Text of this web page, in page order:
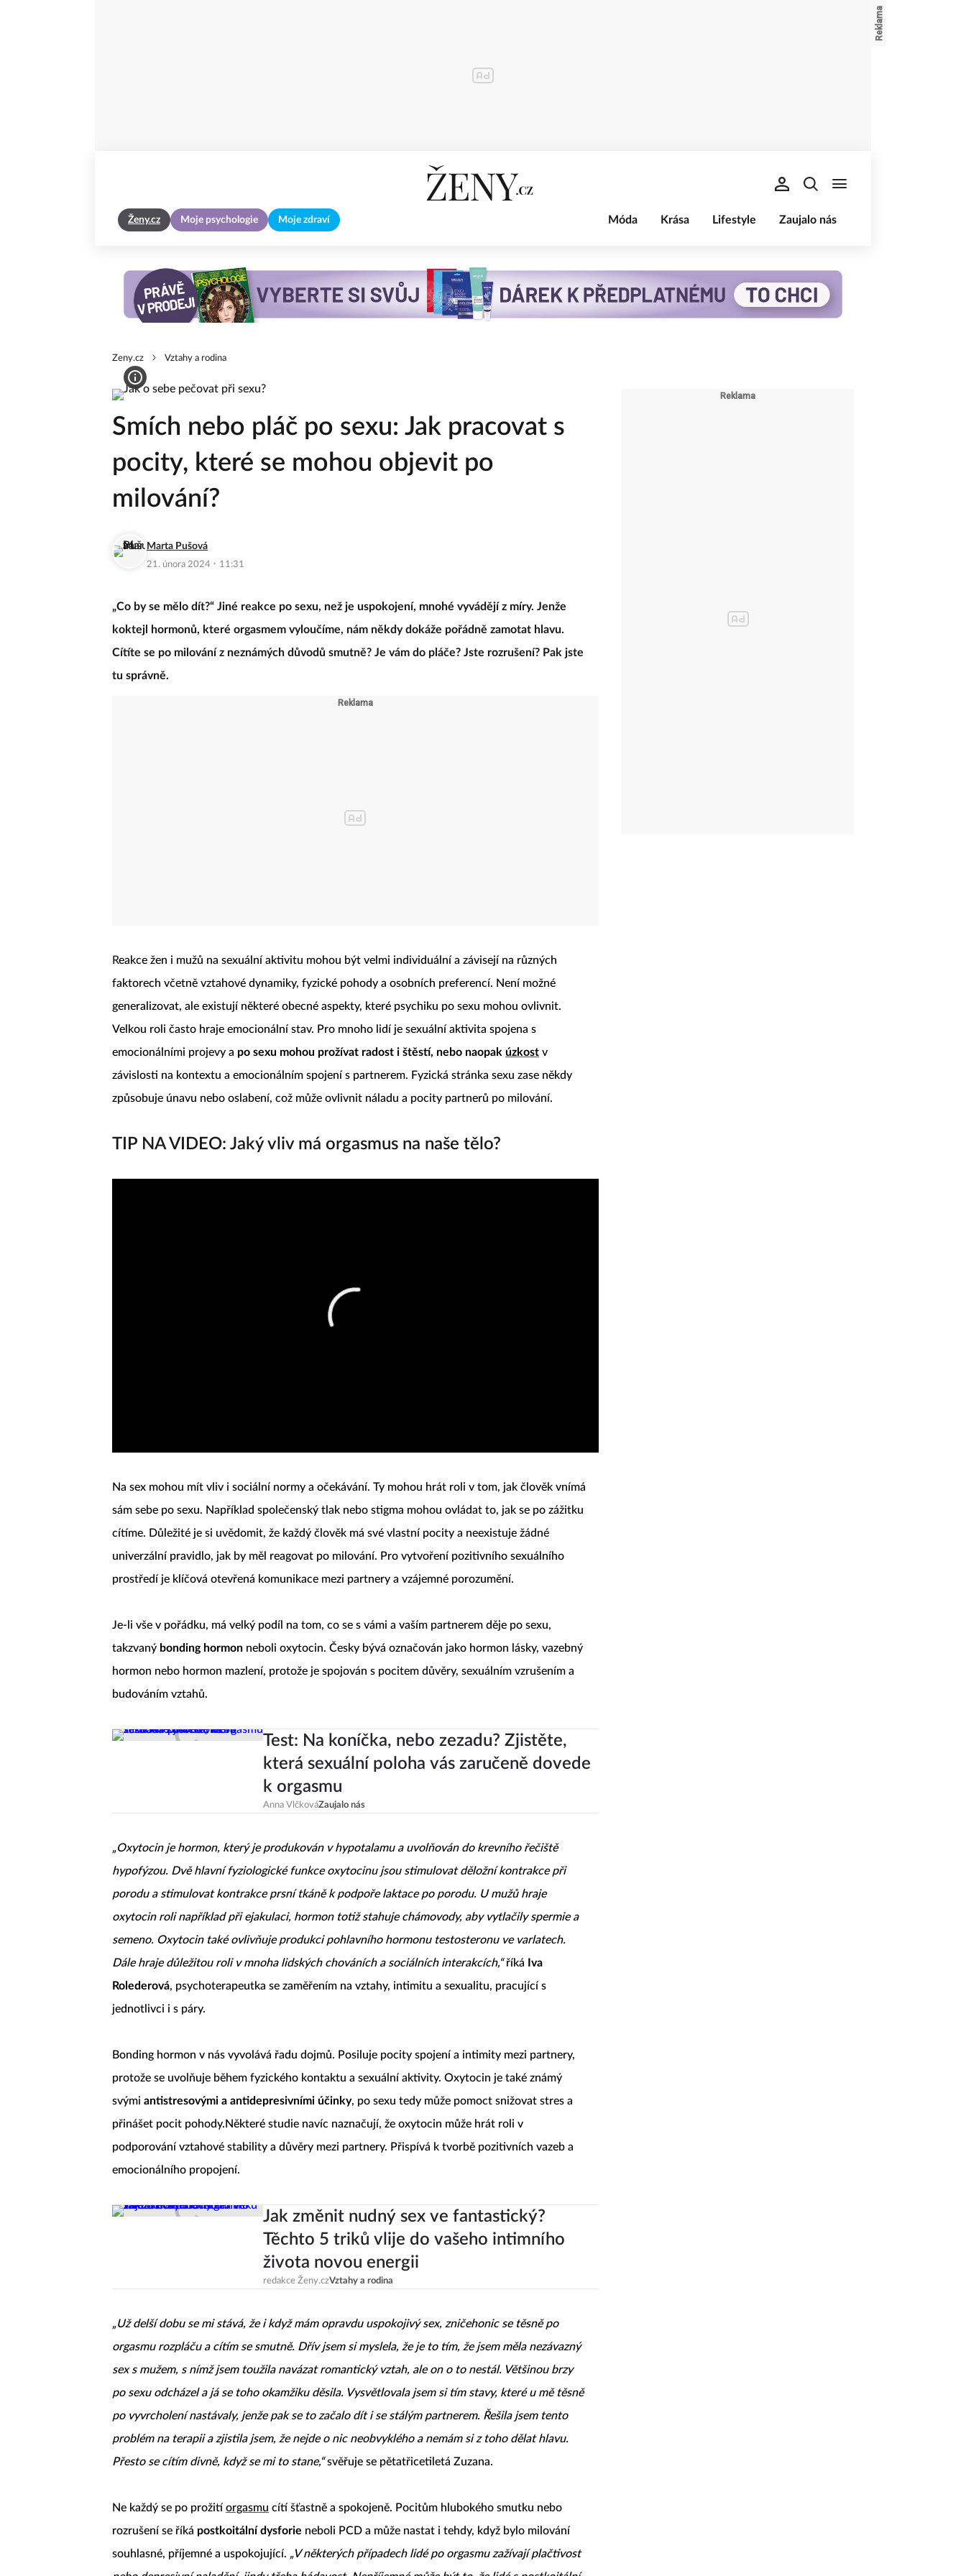
Ženy.cz Moje psychologie Moje zdraví Móda Krása Lifestyle Zaujalo nás
Zeny.cz Vztahy a rodina
Smích nebo pláč po sexu: Jak pracovat s
pocity, které se mohou objevit po
milování?
Marta Pušová
21. února 2024 · 11:31
„Co by se mělo dít?“ Jiné reakce po sexu, než je uspokojení, mnohé vyvádějí z míry. Jenže
koktejl hormonů, které orgasmem vyloučíme, nám někdy dokáže pořádně zamotat hlavu.
Cítíte se po milování z neznámých důvodů smutně? Je vám do pláče? Jste rozrušení? Pak jste
tu správně.
Reakce žen i mužů na sexuální aktivitu mohou být velmi individuální a závisejí na různých
faktorech včetně vztahové dynamiky, fyzické pohody a osobních preferencí. Není možné
generalizovat, ale existují některé obecné aspekty, které psychiku po sexu mohou ovlivnit.
Velkou roli často hraje emocionální stav. Pro mnoho lidí je sexuální aktivita spojena s
emocionálními projevy a po sexu mohou prožívat radost i štěstí, nebo naopak úzkost v
závislosti na kontextu a emocionálním spojení s partnerem. Fyzická stránka sexu zase někdy
způsobuje únavu nebo oslabení, což může ovlivnit náladu a pocity partnerů po milování.
TIP NA VIDEO: Jaký vliv má orgasmus na naše tělo?
Na sex mohou mít vliv i sociální normy a očekávání. Ty mohou hrát roli v tom, jak člověk vnímá
sám sebe po sexu. Například společenský tlak nebo stigma mohou ovládat to, jak se po zážitku
cítíme. Důležité je si uvědomit, že každý člověk má své vlastní pocity a neexistuje žádné
univerzální pravidlo, jak by měl reagovat po milování. Pro vytvoření pozitivního sexuálního
prostředí je klíčová otevřená komunikace mezi partnery a vzájemné porozumění.
Je-li vše v pořádku, má velký podíl na tom, co se s vámi a vaším partnerem děje po sexu,
takzvaný bonding hormon neboli oxytocin. Česky bývá označován jako hormon lásky, vazebný
hormon nebo hormon mazlení, protože je spojován s pocitem důvěry, sexuálním vzrušením a
budováním vztahů.
Test: Na koníčka, nebo zezadu? Zjistěte,
která sexuální poloha vás zaručeně dovede
k orgasmu
Anna VlčkováZaujalo nás
„Oxytocin je hormon, který je produkován v hypotalamu a uvolňován do krevního řečiště
hypofýzou. Dvě hlavní fyziologické funkce oxytocinu jsou stimulovat děložní kontrakce při
porodu a stimulovat kontrakce prsní tkáně k podpoře laktace po porodu. U mužů hraje
oxytocin roli například při ejakulaci, hormon totiž stahuje chámovody, aby vytlačily spermie a
semeno. Oxytocin také ovlivňuje produkci pohlavního hormonu testosteronu ve varlatech.
Dále hraje důležitou roli v mnoha lidských chováních a sociálních interakcích,“říká
Iva
Rolederová, psychoterapeutka se zaměřením na vztahy, intimitu a sexualitu, pracující s
jednotlivci i s páry.
Bonding hormon v nás vyvolává řadu dojmů. Posiluje pocity spojení a intimity mezi partnery,
protože se uvolňuje během fyzického kontaktu a sexuální aktivity. Oxytocin je také známý
svými antistresovými a antidepresivními účinky, po sexu tedy může pomoct snižovat stres a
přinášet pocit pohody.Některé studie navíc naznačují, že oxytocin může hrát roli v
podporování vztahové stability a důvěry mezi partnery. Přispívá k tvorbě pozitivních vazeb a
emocionálního propojení.
Jak změnit nudný sex ve fantastický?
Těchto 5 triků vlije do vašeho intimního
života novou energii
redakce Ženy.czVztahy a rodina
„Už delší dobu se mi stává, že i když mám opravdu uspokojivý sex, zničehonic se těsně po
orgasmu rozpláču a cítím se smutně. Dřív jsem si myslela, že je to tím, že jsem měla nezávazný
sex s mužem, s nímž jsem toužila navázat romantický vztah, ale on o to nestál. Většinou brzy
po sexu odcházel a já se toho okamžiku děsila. Vysvětlovala jsem si tím stavy, které u mě těsně
po vyvrcholení nastávaly, jenže pak se to začalo dít i se stálým partnerem. Řešila jsem tento
problém na terapii a zjistila jsem, že nejde o nic neobvyklého a nemám si z toho dělat hlavu.
Přesto se cítím divně, když se mi to stane,“svěřuje se pětatřicetiletá Zuzana.
Ne každý se po prožití orgasmu cítí šťastně a spokojeně. Pocitům hlubokého smutku nebo
rozrušení se říká postkoitální dysforie neboli PCD a může nastat i tehdy, když bylo milování
souhlasné, příjemné a uspokojující. „V některých případech lidé po orgasmu zažívají plačtivost